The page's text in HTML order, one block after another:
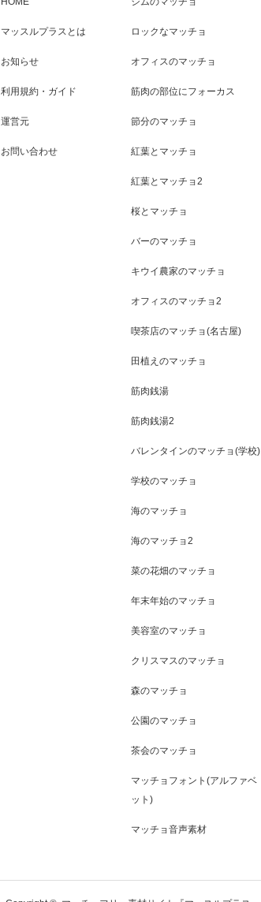
マッスルプラスとは
お知らせ
利用規約・ガイド
運営元
お問い合わせ
ロックなマッチョ
オフィスのマッチョ
筋肉の部位にフォーカス
節分のマッチョ
紅葉とマッチョ
紅葉とマッチョ2
桜とマッチョ
バーのマッチョ
キウイ農家のマッチョ
オフィスのマッチョ2
喫茶店のマッチョ(名古屋)
田植えのマッチョ
筋肉銭湯
筋肉銭湯2
バレンタインのマッチョ(学校)
学校のマッチョ
海のマッチョ
海のマッチョ2
菜の花畑のマッチョ
年末年始のマッチョ
美容室のマッチョ
クリスマスのマッチョ
森のマッチョ
公園のマッチョ
茶会のマッチョ
マッチョフォント(アルファベ
ット)
マッチョ音声素材